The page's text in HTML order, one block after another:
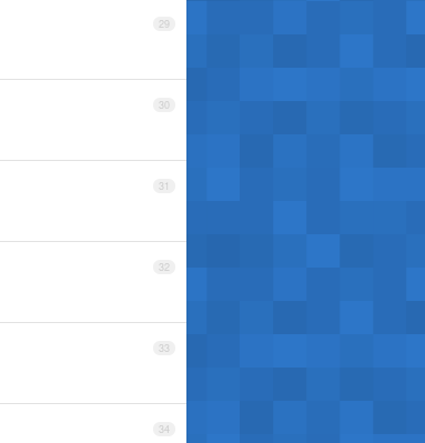
29
30
31
32
33
34